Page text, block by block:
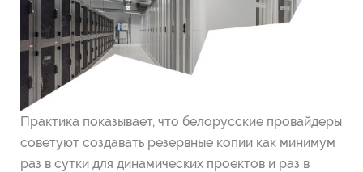
Практика показывает, что белорусские провайдеры
советуют создавать резервные копии как минимум
раз в сутки для динамических проектов и раз в